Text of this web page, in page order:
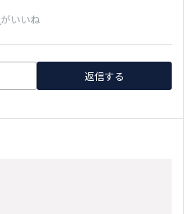
がいいね
返信する